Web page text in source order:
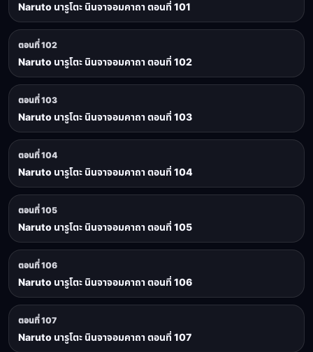
Naruto นารูโตะ นินจาจอมคาถา ตอนที่ 101
ตอนที่ 102
Naruto นารูโตะ นินจาจอมคาถา ตอนที่ 102
ตอนที่ 103
Naruto นารูโตะ นินจาจอมคาถา ตอนที่ 103
ตอนที่ 104
Naruto นารูโตะ นินจาจอมคาถา ตอนที่ 104
ตอนที่ 105
Naruto นารูโตะ นินจาจอมคาถา ตอนที่ 105
ตอนที่ 106
Naruto นารูโตะ นินจาจอมคาถา ตอนที่ 106
ตอนที่ 107
Naruto นารูโตะ นินจาจอมคาถา ตอนที่ 107